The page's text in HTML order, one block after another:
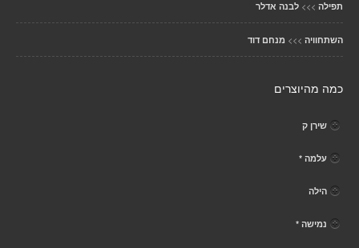
תפילה >>> לבנה אדלר
השתחוויה >>> מנחם דוד
כמה מהיוצרים
שירן ק
עלמה *
הילה
נמישה *